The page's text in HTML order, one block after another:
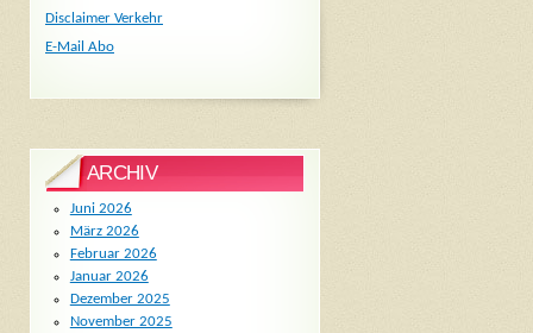
Disclaimer Verkehr
E-Mail Abo
ARCHIV
Juni 2026
März 2026
Februar 2026
Januar 2026
Dezember 2025
November 2025